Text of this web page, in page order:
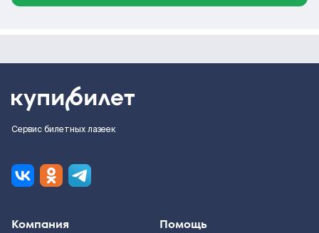
Сервис билетных лазеек
Компания Помощь